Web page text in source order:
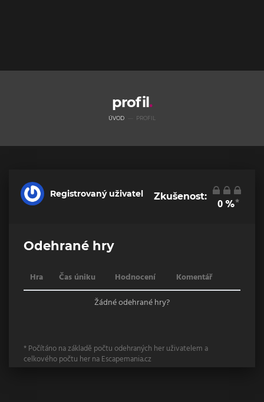
profil
ÚVOD PROFIL
Registrovaný uživatel Zkušenost:
0%*
Odehrané hry
Hra Čas úniku Hodnocení
Komentář
Žádné odehrané hry?
* Počítáno na základě počtu odehraných her uživatelem a
celkového počtu her na Escapemania.cz